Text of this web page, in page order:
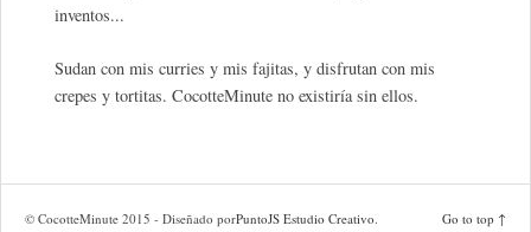
inventos...
Sudan con mis curries y mis fajitas, y disfrutan con mis
crepes y tortitas. CocotteMinute no existiría sin ellos.
© CocotteMinute 2015 - Diseñado porPuntoJS Estudio Creativo Go to top ↑